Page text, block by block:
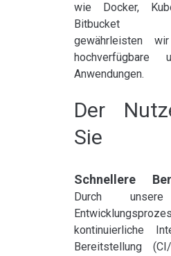
wie Docker,
Bitbucket
gewährleisten
hochverfügbare
Anwendungen.
Der
Sie
Schnellere
Durch
kontinuierliche
Bereitstellung (CI